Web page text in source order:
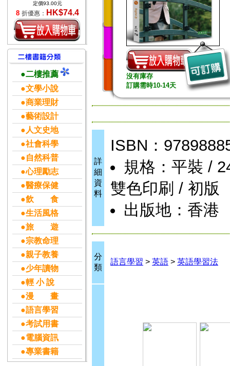
定價93.00元
8 折優惠： HK$74.4
●二樓推薦
●文學小說
●商業理財
●藝術設計
●人文史地
●社會科學
●自然科普
●心理勵志
●醫療保健
●飲 食
●生活風格
●旅 遊
●宗教命理
●親子教養
●少年讀物
●輕 小 說
●漫 畫
●語言學習
●考試用書
●電腦資訊
●專業書籍
沒有庫存
訂購需時10-14天
詳
細
資
料
ISBN：
規格：平裝 /
雙色印刷 / 初版
出版地：香港
分
類
語言學習 > 英語 > 英語學習法